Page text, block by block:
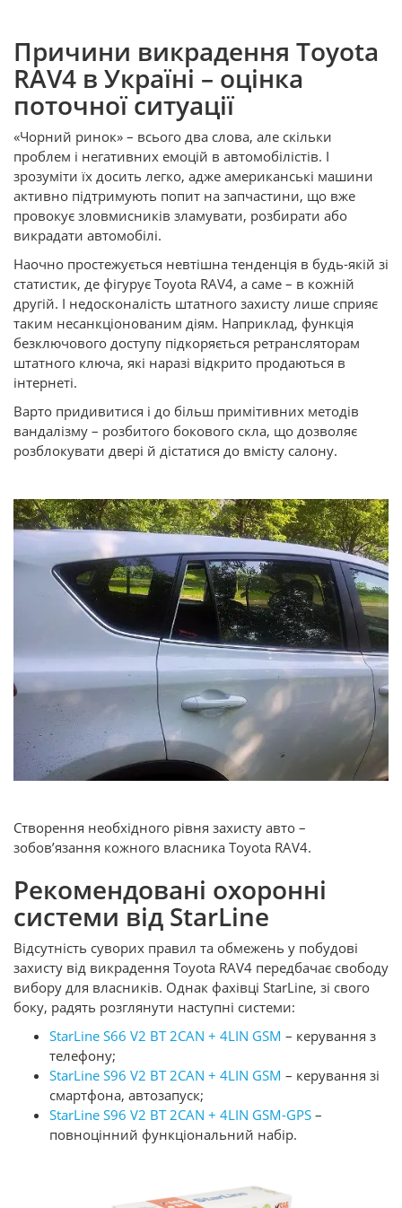
Причини викрадення Toyota
RAV4 в Україні – оцінка
поточної ситуації
«Чорний ринок» – всього два слова, але скільки
проблем і негативних емоцій в автомобілістів. І
зрозуміти їх досить легко, адже американські машини
активно підтримують попит на запчастини, що вже
провокує зловмисників зламувати, розбирати або
викрадати автомобілі.
Наочно простежується невтішна тенденція в будь-якій зі
статистик, де фігурує Toyota RAV4, а саме – в кожній
другій. І недосконалість штатного захисту лише сприяє
таким несанкціонованим діям. Наприклад, функція
безключового доступу підкоряється ретрансляторам
штатного ключа, які наразі відкрито продаються в
інтернеті.
Варто придивитися і до більш примітивних методів
вандалізму – розбитого бокового скла, що дозволяє
розблокувати двері й дістатися до вмісту салону.
Створення необхідного рівня захисту авто –
зобов’язання кожного власника Toyota RAV4.
Рекомендовані охоронні
системи від StarLine
Відсутність суворих правил та обмежень у побудові
захисту від викрадення Toyota RAV4 передбачає свободу
вибору для власників. Однак фахівці StarLine, зі свого
боку, радять розглянути наступні системи:
StarLine S66 V2 BT 2CAN + 4LIN GSM – керування з
телефону;
StarLine S96 V2 BT 2CAN + 4LIN GSM – керування зі
смартфона, автозапуск;
StarLine S96 V2 BT 2CAN + 4LIN GSM-GPS–
повноцінний функціональний набір.